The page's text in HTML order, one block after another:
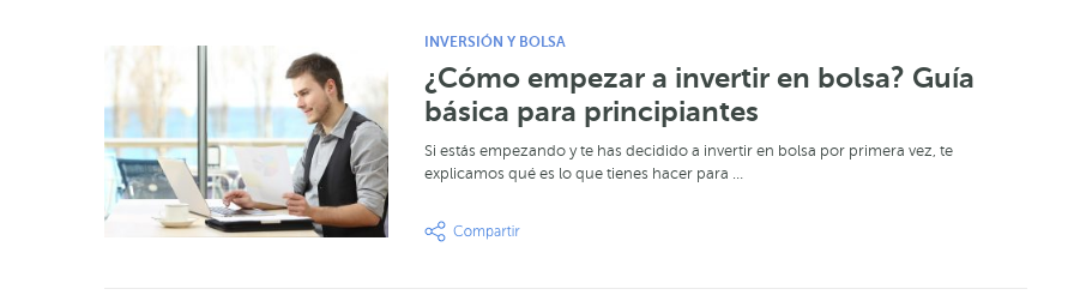
INVERSIÓN Y BOLSA
¿Cómo empezar a invertir en bolsa? Guía
básica para principiantes
Si estás empezando y te has decidido a invertir en bolsa por primera vez, te
explicamos qué es lo que tienes hacer para …